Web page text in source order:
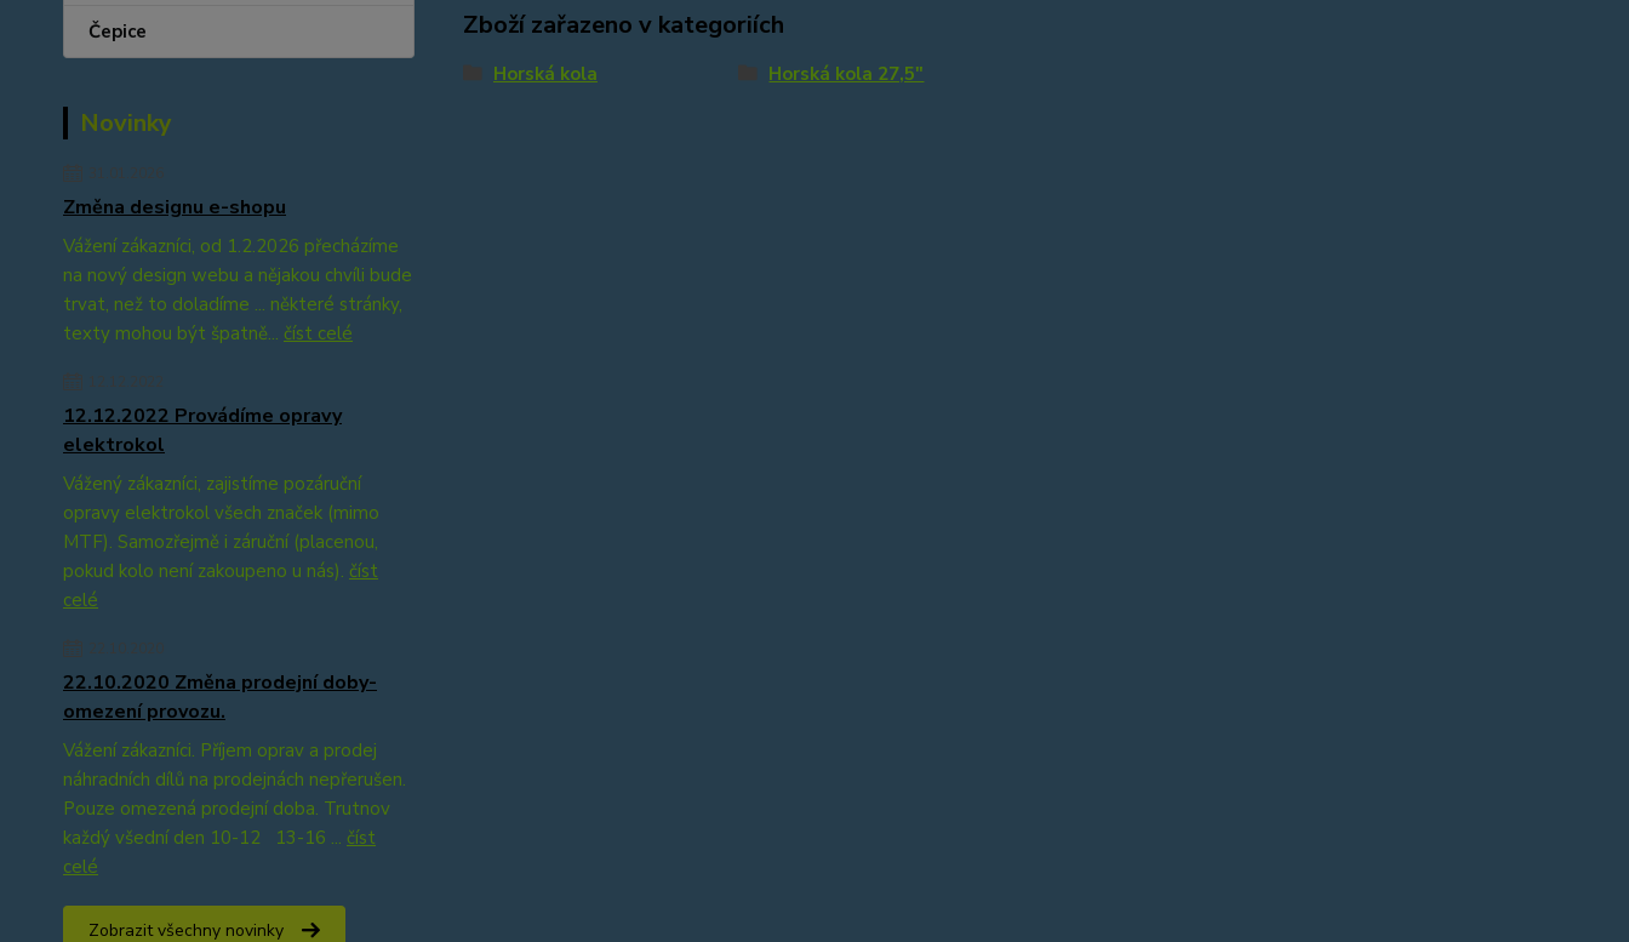
Čepice
Novinky
Změna designu e-shopu
Vážení zákazníci, od 1.2.2026 přecházíme
na nový design webu a nějakou chvíli bude
trvat, než to doladíme ... některé stránky,
texty mohou být špatně... číst celé
12.12.2022 Provádíme opravy
elektrokol
Vážený zákazníci, zajistíme pozáruční
opravy elektrokol všech značek (mimo
MTF). Samozřejmě i záruční (placenou,
pokud kolo není zakoupeno u nás). číst
celé
22.10.2020 Změna prodejní doby-
omezení provozu.
Vážení zákazníci. Příjem oprav a prodej
náhradních dílů na prodejnách nepřerušen.
Pouze omezená prodejní doba. Trutnov
každý všední den 10-12 13-16 ... číst
celé
Zobrazit všechny novinky
Zboží zařazeno v kategoriích
Horská kola Horská kola 27,5"